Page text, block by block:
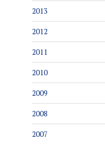
2013
2012
2011
2010
2009
2008
2007